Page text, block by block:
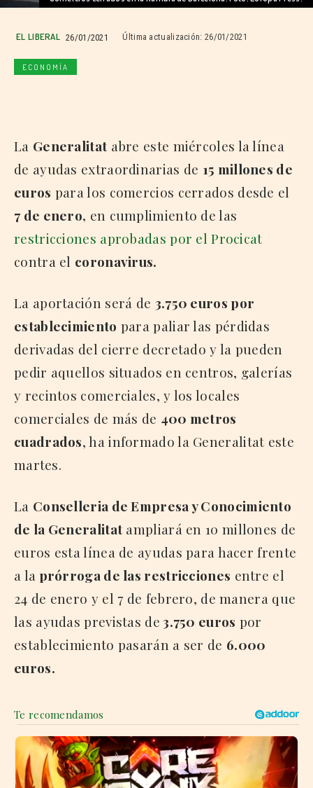
EL LIBERAL 26/01/2021 Última actualización: 26/01/2021
ECONOMÍA
La Generalitatabre este miércoles la línea
de ayudas extraordinarias de 15 millones de
euros para los comercios cerrados desde el
7 de enero, en cumplimiento de las
restricciones aprobadas por el Procicat
contra el coronavirus.
La aportación será de 3.750 euros por
establecimiento para paliar las pérdidas
derivadas del cierre decretado y la pueden
pedir aquellos situados en centros, galerías
y recintos comerciales, y los locales
comerciales de más de 400 metros
cuadrados, ha informado la Generalitat este
martes.
La Conselleria de Empresa y Conocimiento
de la Generalitatampliará en 10 millones de
euros esta línea de ayudas para hacer frente
a la prórroga de las restricciones entre el
24 de enero y el 7 de febrero, de manera que
las ayudas previstas de3.750 euros por
establecimiento pasarán a ser de 6.000
euros.